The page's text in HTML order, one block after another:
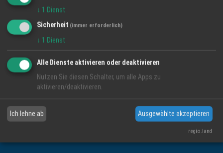
Regio Media eG
Löwenstrasse 60
77966 Kappel-Grafenhausen
Telefon: 07822-437350
Impressum
↓ 1 Dienst
Sicherheit (immer erforderlich)
↓ 1 Dienst
Alle Dienste aktivieren oder deaktivieren
Nutzen Sie diesen Schalter, um alle Apps zu
aktivieren/deaktivieren.
Ich lehne ab Ausgewählte akzeptieren
regio.land